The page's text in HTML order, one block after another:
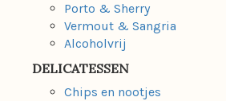
Porto & Sherry
Vermout & Sangria
Alcoholvrij
DELICATESSEN
Chips en nootjes